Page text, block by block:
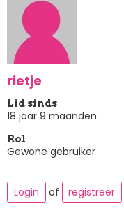
rietje
Lid sinds
18 jaar 9 maanden
Rol
Gewone gebruiker
Login of registreer